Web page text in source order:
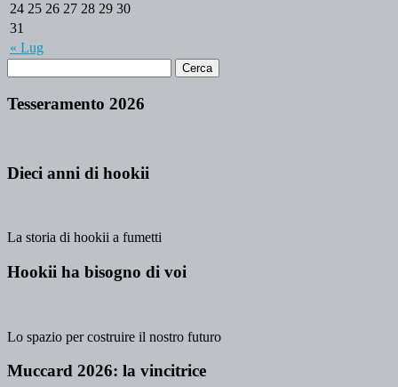
« Lug
24 25 26 27 28 29 30
31
Tesseramento 2026
Dieci anni di hookii
La storia di hookii a fumetti
Hookii ha bisogno di voi
Lo spazio per costruire il nostro futuro
Muccard 2026: la vincitrice